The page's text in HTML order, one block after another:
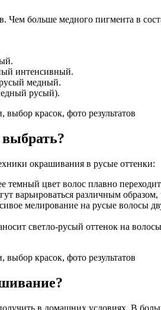
больше медного пигмента в
интенсивный.
медный.
русый).
окрашивания в русые оттенки:
цвет волос плавно
варьироваться различным
мелирование на русые волосы
светло-русый оттенок на
в домашних условиях. В